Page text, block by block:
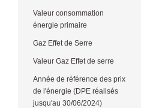
Valeur consommation
énergie primaire
Gaz Effet de Serre
Valeur Gaz Effet de serre
Année de référence des prix
de l'énergie (DPE réalisés
jusqu'au 30/06/2024)